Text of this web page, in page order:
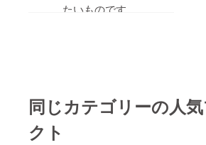
たいものです。
同じカテゴリーの人
クト